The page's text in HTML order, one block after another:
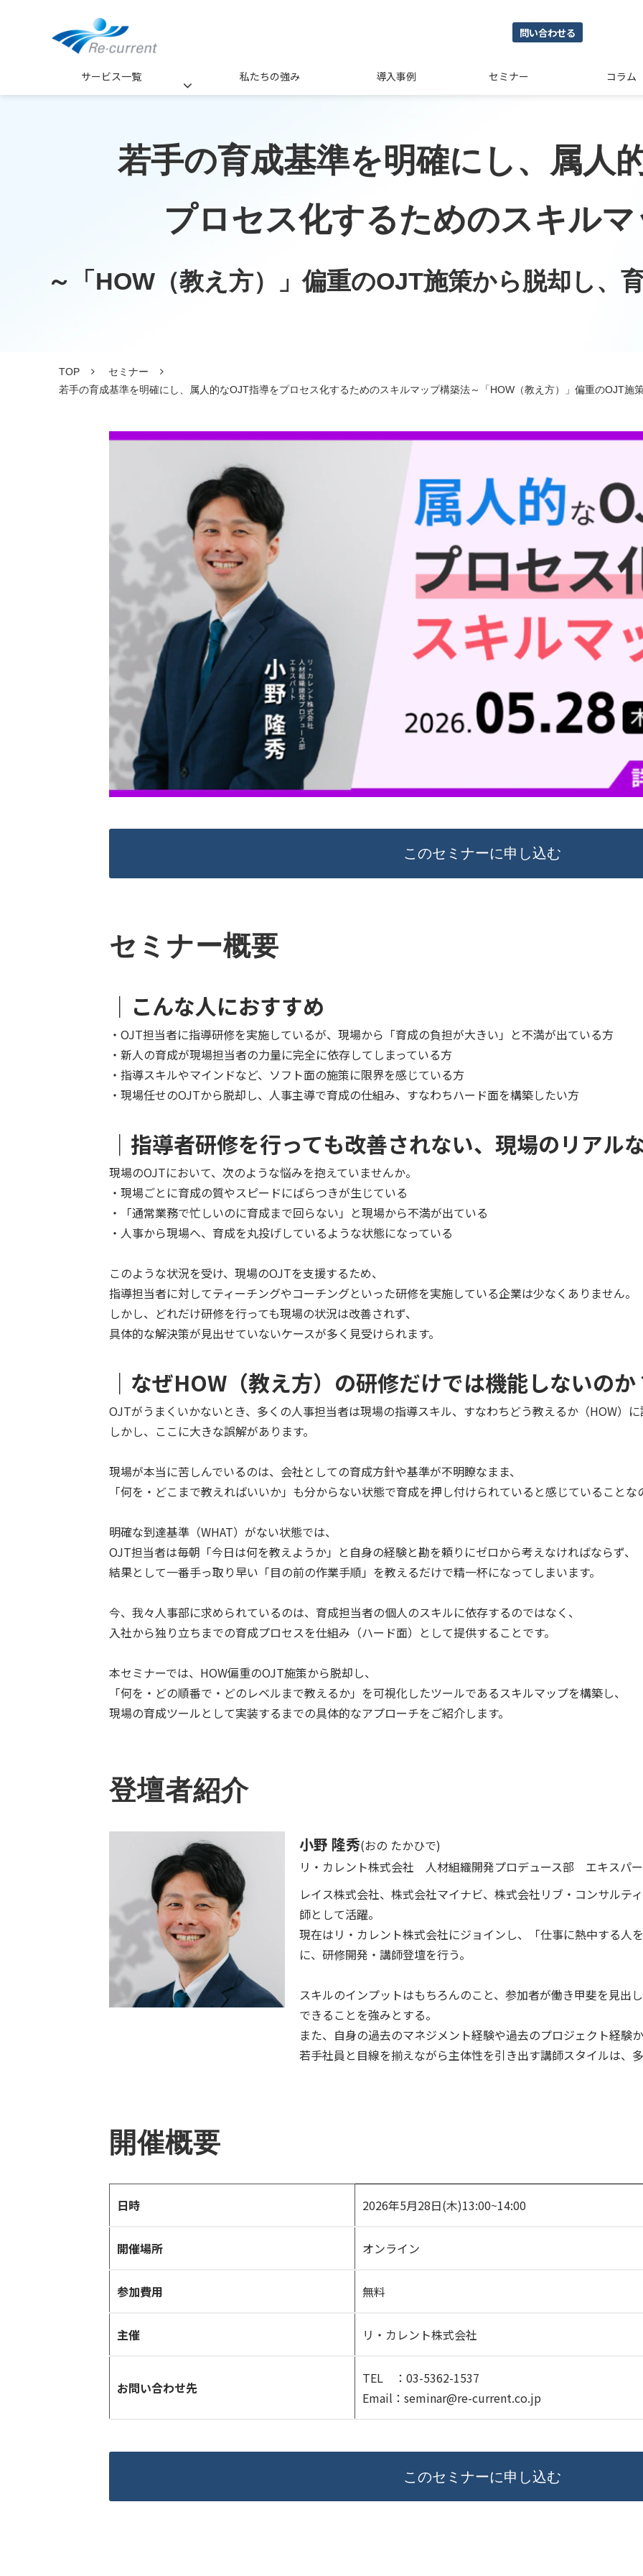
問い合わせる
サービス一覧 私たちの強み 導入事例 セミナー コラム
若手の育成基準を明確にし、属人
プロセス化するためのスキル
～「HOW（教え方）」偏重のOJT施策から脱却し、
TOP
セミナー
若手の育成基準を明確にし、属人的なOJT指導をプロセス化するためのスキルマップ構築法～「HOW（教え方）」偏重のOJT施
このセミナーに申し込む
セミナー概要
｜こんな人におすすめ
・OJT担当者に指導研修を実施しているが、現場から「育成の負担が大きい」と不満が出ている方
・新人の育成が現場担当者の力量に完全に依存してしまっている方
・指導スキルやマインドなど、ソフト面の施策に限界を感じている方
・現場任せのOJTから脱却し、人事主導で育成の仕組み、すなわちハード面を構築したい方
｜指導者研修を行っても改善されない、現場のリアル
現場のOJTにおいて、次のような悩みを抱えていませんか。
・現場ごとに育成の質やスピードにばらつきが生じている
・「通常業務で忙しいのに育成まで回らない」と現場から不満が出ている
・人事から現場へ、育成を丸投げしているような状態になっている
このような状況を受け、現場のOJTを支援するため、
指導担当者に対してティーチングやコーチングといった研修を実施している企業は少なくありません。
しかし、どれだけ研修を行っても現場の状況は改善されず、
具体的な解決策が見出せていないケースが多く見受けられます。
｜なぜHOW（教え方）の研修だけでは機能しないのか
OJTがうまくいかないとき、多くの人事担当者は現場の指導スキル、すなわちどう教えるか（HOW）
しかし、ここに大きな誤解があります。
現場が本当に苦しんでいるのは、会社としての育成方針や基準が不明瞭なまま、
「何を・どこまで教えればいいか」も分からない状態で育成を押し付けられていると感じていることな
明確な到達基準（WHAT）がない状態では、
OJT担当者は毎朝「今日は何を教えようか」と自身の経験と勘を頼りにゼロから考えなければならず、
結果として一番手っ取り早い「目の前の作業手順」を教えるだけで精一杯になってしまいます。
今、我々人事部に求められているのは、育成担当者の個人のスキルに依存するのではなく、
入社から独り立ちまでの育成プロセスを仕組み（ハード面）として提供することです。
本セミナーでは、HOW偏重のOJT施策から脱却し、
「何を・どの順番で・どのレベルまで教えるか」を可視化したツールであるスキルマップを構築し、
現場の育成ツールとして実装するまでの具体的なアプローチをご紹介します。
登壇者紹介
小野 隆秀(おの たかひで)
リ・カレント株式会社 人材組織開発プロデュース部 エキスパ
レイス株式会社、株式会社マイナビ、株式会社リブ・コンサルテ
師として活躍。
現在はリ・カレント株式会社にジョインし、「仕事に熱中する人
に、研修開発・講師登壇を行う。
スキルのインプットはもちろんのこと、参加者が働き甲斐を見出
できることを強みとする。
また、自身の過去のマネジメント経験や過去のプロジェクト経験
若手社員と目線を揃えながら主体性を引き出す講師スタイルは、
開催概要
日時 2026年5月28日(木)13:00~14:00
開催場所 オンライン
参加費用 無料
主催 リ・カレント株式会社
お問い合わせ先
TEL ：03-5362-1537
Email：seminar@re-current.co.jp
このセミナーに申し込む